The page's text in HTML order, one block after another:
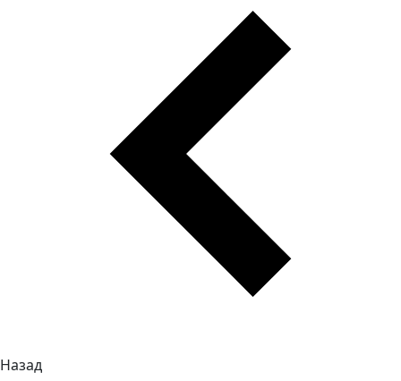
Назад